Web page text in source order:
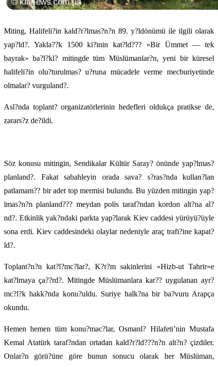
Miting, Halifeli?in kald?r?lmas?n?n 89. y?ldönümü ile ilgili olarak
yap?ld?. Yakla??k 1500 ki?inin kat?ld??? «Bir Ümmet — tek
bayrak» ba?l?kl? mitingde tüm Müslümanlar?n, yeni bir küresel
halifeli?in olu?turulmas? u?runa mücadele verme mecburiyetinde
olmalar? vurguland?.
Asl?nda toplant? organizatörlerinin hedefleri oldukça pratikse de,
zarars?z de?ildi.
Söz konusu mitingin, Sendikalar Kültür Saray? önünde yap?lmas?
planland?. Fakat sabahleyin orada sava? s?ras?nda kullan?lan
patlamam?? bir adet top mermisi bulundu. Bu yüzden mitingin yap?
lmas?n?n planland??? meydan polis taraf?ndan kordon alt?na al?
nd?. Etkinlik yak?ndaki parkta yap?larak Kiev caddesi yürüyü?üyle
sona erdi. Kiev caddesindeki olaylar nedeniyle araç trafi?ine kapat?
ld?.
Toplant?n?n kat?l?mc?lar?, K?r?m sakinlerini «Hizb-ut Tahrir»e
kat?lmaya ça??rd?. Mitingde Müslümanlara kar?? uygulanan ayr?
mc?l?k hakk?nda konu?uldu. Suriye halk?na bir ba?vuru Arapça
okundu.
Hemen hemen tüm konu?mac?lar, Osmanl? Hilafeti’nin Mustafa
Kemal Atatürk taraf?ndan ortadan kald?r?ld???n?n alt?n? çizdiler.
Onlar?n görü?üne göre bunun sonucu olarak her Müslüman,